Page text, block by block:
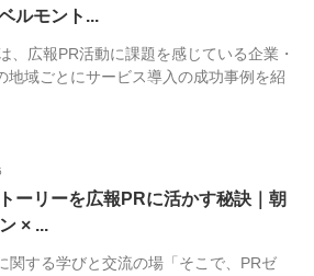
ルモント...
、広報PR活動に課題を感じている企業・
地域ごとにサービス導入の成功事例を紹
ーリーを広報PRに活かす秘訣｜朝
× ...
関する学びと交流の場「そこで、PRゼ